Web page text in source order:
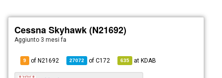
Cessna Skyhawk (N21692)
Aggiunto 3 mesi fa
9 of N21692 27072 ofC172 635 atKDAB